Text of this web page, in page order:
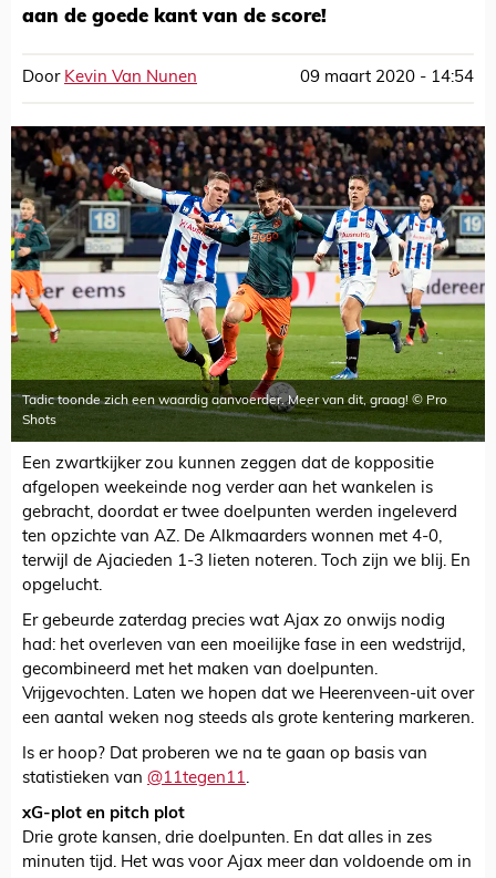
aan de goede kant van de score!
Door Kevin Van Nunen 09 maart 2020 - 14:54
Tadic toonde zich een waardig aanvoerder. Meer van dit, graag! © Pro
Shots
Een zwartkijker zou kunnen zeggen dat de koppositie
afgelopen weekeinde nog verder aan het wankelen is
gebracht, doordat er twee doelpunten werden ingeleverd
ten opzichte van AZ. De Alkmaarders wonnen met 4-0,
terwijl de Ajacieden 1-3 lieten noteren. Toch zijn we blij. En
opgelucht.
Er gebeurde zaterdag precies wat Ajax zo onwijs nodig
had: het overleven van een moeilijke fase in een wedstrijd,
gecombineerd met het maken van doelpunten.
Vrijgevochten. Laten we hopen dat we Heerenveen-uit over
een aantal weken nog steeds als grote kentering markeren.
Is er hoop? Dat proberen we na te gaan op basis van
statistieken van @11tegen11.
xG-plot en pitch plot
Drie grote kansen, drie doelpunten. En dat alles in zes
minuten tijd. Het was voor Ajax meer dan voldoende om in